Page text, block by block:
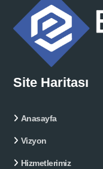
Site Haritası
Anasayfa
Vizyon
Hizmetlerimiz